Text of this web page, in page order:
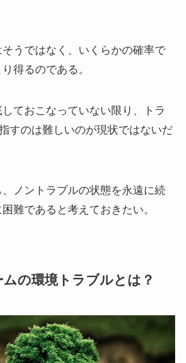
そうではなく、いくらかの確率で
得るのである。
ておこなっていない限り、トラ
すのは難しいのが現状ではないだ
ノントラブルの状態を永遠に続
難であると考えておきたい。
ムの環境トラブルとは？